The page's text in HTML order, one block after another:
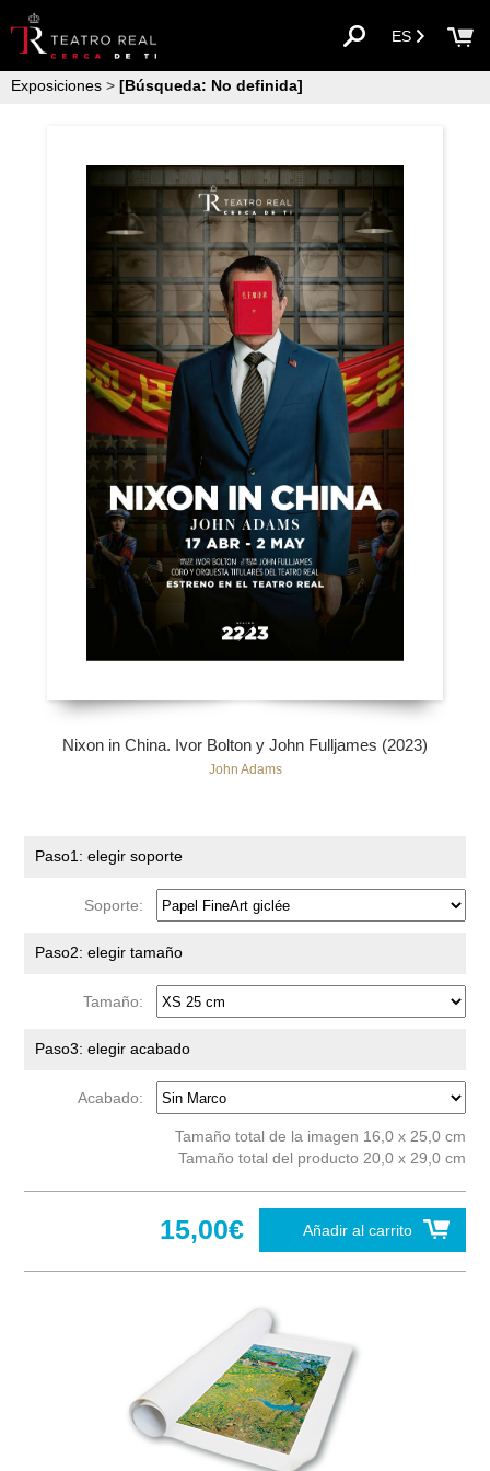
ES
Exposiciones > [Búsqueda: No definida]
Nixon in China. Ivor Bolton y John Fulljames (2023)
John Adams
Paso1: elegir soporte
Soporte:
Paso2: elegir tamaño
Tamaño:
Paso3: elegir acabado
Acabado:
Tamaño total de la imagen 16,0 x 25,0 cm
Tamaño total del producto 20,0 x 29,0 cm
Añadir al carrito
15,00€